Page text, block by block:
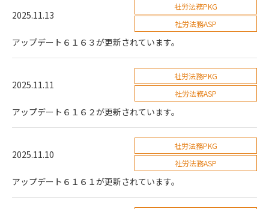
2025.11.13
社労法務PKG
社労法務ASP
アップデート６１６３が更新されています。
2025.11.11
社労法務PKG
社労法務ASP
アップデート６１６２が更新されています。
2025.11.10
社労法務PKG
社労法務ASP
アップデート６１６１が更新されています。